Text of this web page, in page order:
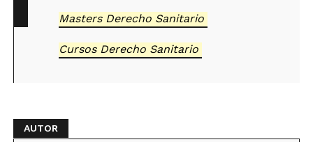
Masters Derecho Sanitario
Cursos Derecho Sanitario